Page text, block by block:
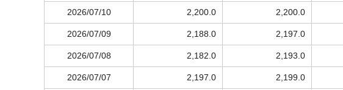
2026/07/10 2,200.0 2,200.0
2026/07/09 2,188.0 2,197.0
2026/07/08 2,182.0 2,193.0
2026/07/07 2,197.0 2,199.0